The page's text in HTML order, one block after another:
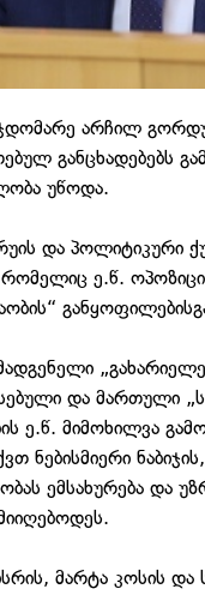
არჩილ
განცხადებებს
უწოდა.
და პოლიტიკური
რომელიც ე.წ.
და მართული
ე.წ. მიმოხილვა
ემსახურება და
მარტა კოსის და